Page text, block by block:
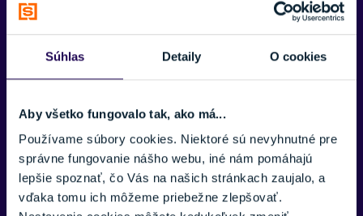
Súhlas Detaily O cookies
Aby všetko fungovalo tak, ako má...
Používame súbory cookies. Niektoré sú nevyhnutné pre
správne fungovanie nášho webu, iné nám pomáhajú
lepšie spoznať, čo Vás na našich stránkach zaujalo, a
vďaka tomu ich môžeme priebežne zlepšovať.
ZNAČKA
Zobraziť menej
TELEFÓNNE ČÍSLO: